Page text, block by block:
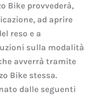
Bike provvederà,
ad aprire
reso e a
sulla modalità
avverrà tramite
Bike stessa.
dalle seguenti